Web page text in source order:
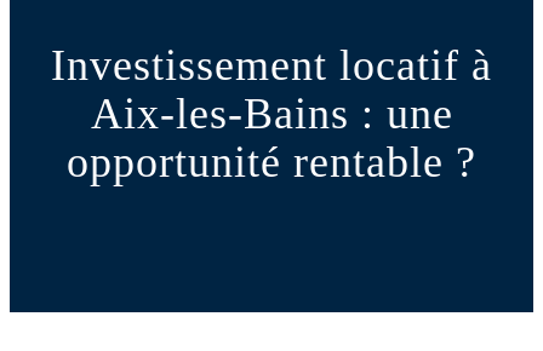
Investissement locatif à
Aix-les-Bains : une
opportunité rentable ?